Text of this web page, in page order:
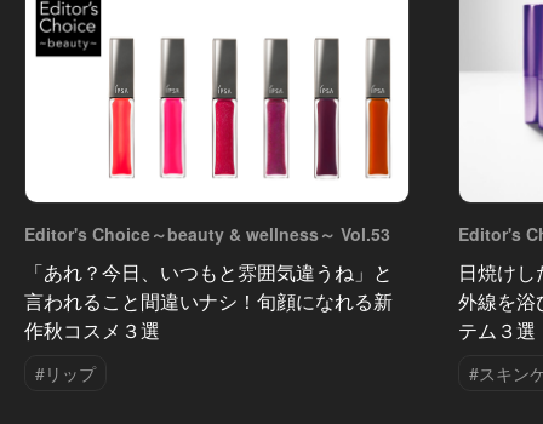
Editor's Choice～beauty & wellness～ Vol.53
「あれ？今日、いつもと雰囲気違うね」と
言われること間違いナシ！旬顔になれる新
作秋コスメ３選
#リップ
Editor's
日焼け
外線を浴
テム３選
#スキン